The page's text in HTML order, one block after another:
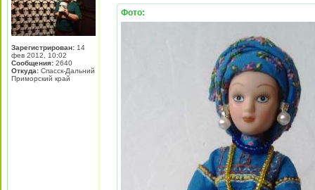
Зарегистрирован: 14
фев 2012, 10:02
Сообщения: 2640
Откуда: Спасск-Дальний
Приморский край
Фото: